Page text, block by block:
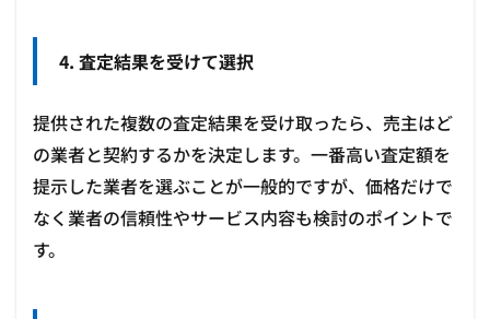
4. 査定結果を受けて選択
提供された複数の査定結果を受け取ったら、売主はど
の業者と契約するかを決定します。一番高い査定額を
提示した業者を選ぶことが一般的ですが、価格だけで
なく業者の信頼性やサービス内容も検討のポイントで
す。